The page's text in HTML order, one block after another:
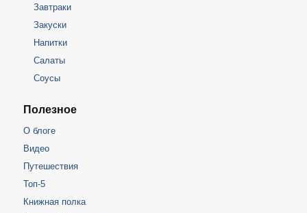
Завтраки
Закуски
Напитки
Салаты
Соусы
Полезное
О блоге
Видео
Путешествия
Топ-5
Книжная полка